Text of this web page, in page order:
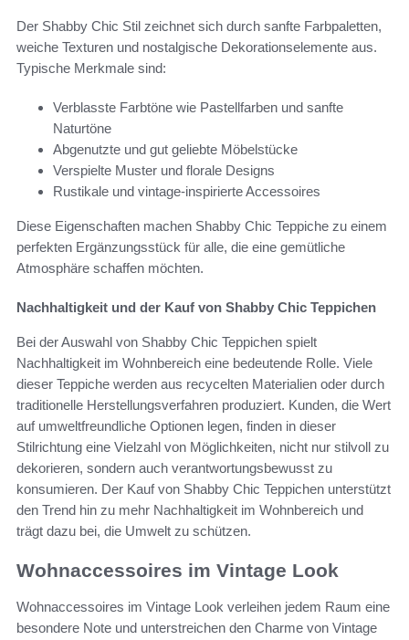
Der Shabby Chic Stil zeichnet sich durch sanfte Farbpaletten,
weiche Texturen und nostalgische Dekorationselemente aus.
Typische Merkmale sind:
Verblasste Farbtöne wie Pastellfarben und sanfte
Naturtöne
Abgenutzte und gut geliebte Möbelstücke
Verspielte Muster und florale Designs
Rustikale und vintage-inspirierte Accessoires
Diese Eigenschaften machen Shabby Chic Teppiche zu einem
perfekten Ergänzungsstück für alle, die eine gemütliche
Atmosphäre schaffen möchten.
Nachhaltigkeit und der Kauf von Shabby Chic Teppichen
Bei der Auswahl von Shabby Chic Teppichen spielt
Nachhaltigkeit im Wohnbereich eine bedeutende Rolle. Viele
dieser Teppiche werden aus recycelten Materialien oder durch
traditionelle Herstellungsverfahren produziert. Kunden, die Wert
auf umweltfreundliche Optionen legen, finden in dieser
Stilrichtung eine Vielzahl von Möglichkeiten, nicht nur stilvoll zu
dekorieren, sondern auch verantwortungsbewusst zu
konsumieren. Der Kauf von Shabby Chic Teppichen unterstützt
den Trend hin zu mehr Nachhaltigkeit im Wohnbereich und
trägt dazu bei, die Umwelt zu schützen.
Wohnaccessoires im Vintage Look
Wohnaccessoires im Vintage Look verleihen jedem Raum eine
besondere Note und unterstreichen den Charme von Vintage